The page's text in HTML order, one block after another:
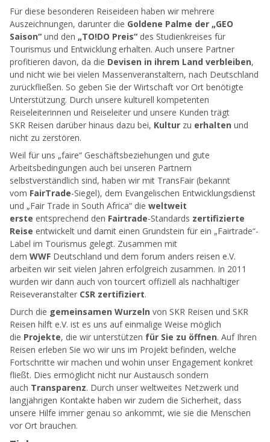
Für diese besonderen Reiseideen haben wir mehrere
Auszeichnungen, darunter die Goldene Palme der „GEO
Saison“ und den „TO!DO Preis“ des Studienkreises für
Tourismus und Entwicklung erhalten. Auch unsere Partner
profitieren davon, da die Devisen in ihrem Land verbleiben,
und nicht wie bei vielen Massenveranstaltern, nach Deutschland
zurückfließen. So geben Sie der Wirtschaft vor Ort benötigte
Unterstützung. Durch unsere kulturell kompetenten
Reiseleiterinnen und Reiseleiter und unsere Kunden trägt
SKR Reisen darüber hinaus dazu bei, Kultur zu erhalten und
nicht zu zerstören.
Weil für uns „faire“ Geschäftsbeziehungen und gute
Arbeitsbedingungen auch bei unseren Partnern
selbstverständlich sind, haben wir mit TransFair (bekannt
vom FairTrade-Siegel), dem Evangelischen Entwicklungsdienst
und „Fair Trade in South Africa“ die weltweit
erste entsprechend den Fairtrade-Standards zertifizierte
Reise entwickelt und damit einen Grundstein für ein „Fairtrade“-
Label im Tourismus gelegt. Zusammen mit
dem WWF Deutschland und dem forum anders reisen e.V.
arbeiten wir seit vielen Jahren erfolgreich zusammen. In 2011
wurden wir dann auch von tourcert offiziell als nachhaltiger
Reiseveranstalter CSR zertifiziert.
Durch die gemeinsamen Wurzeln von SKR Reisen und SKR
Reisen hilft e.V. ist es uns auf einmalige Weise möglich
die Projekte, die wir unterstützen für Sie zu öffnen. Auf Ihren
Reisen erleben Sie wo wir uns im Projekt befinden, welche
Fortschritte wir machen und wohin unser Engagement konkret
fließt. Dies ermöglicht nicht nur Austausch sondern
auch Transparenz. Durch unser weltweites Netzwerk und
langjährigen Kontakte haben wir zudem die Sicherheit, dass
unsere Hilfe immer genau so ankommt, wie sie die Menschen
vor Ort brauchen.